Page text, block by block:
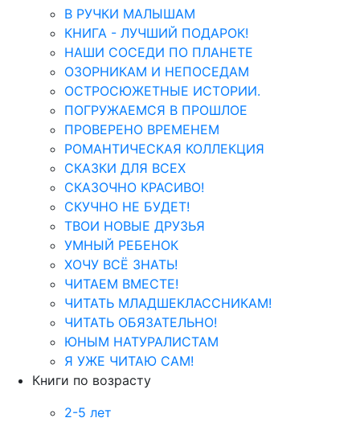
В РУЧКИ МАЛЫШАМ
КНИГА - ЛУЧШИЙ ПОДАРОК!
НАШИ СОСЕДИ ПО ПЛАНЕТЕ
ОЗОРНИКАМ И НЕПОСЕДАМ
ОСТРОСЮЖЕТНЫЕ ИСТОРИИ.
ПОГРУЖАЕМСЯ В ПРОШЛОЕ
ПРОВЕРЕНО ВРЕМЕНЕМ
РОМАНТИЧЕСКАЯ КОЛЛЕКЦИЯ
СКАЗКИ ДЛЯ ВСЕХ
СКАЗОЧНО КРАСИВО!
СКУЧНО НЕ БУДЕТ!
ТВОИ НОВЫЕ ДРУЗЬЯ
УМНЫЙ РЕБЕНОК
ХОЧУ ВСЁ ЗНАТЬ!
ЧИТАЕМ ВМЕСТЕ!
ЧИТАТЬ МЛАДШЕКЛАССНИКАМ!
ЧИТАТЬ ОБЯЗАТЕЛЬНО!
ЮНЫМ НАТУРАЛИСТАМ
Я УЖЕ ЧИТАЮ САМ!
Книги по возрасту
2-5 лет